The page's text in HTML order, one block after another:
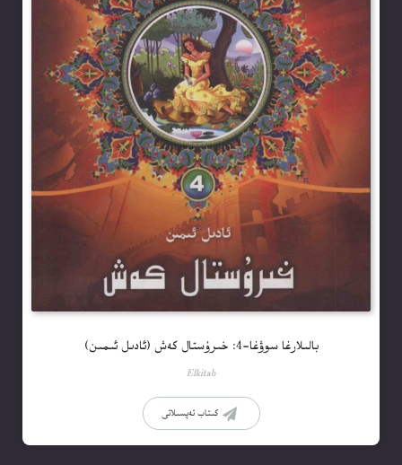
بالىلارغا سوۋغا-4: خىرۇستال كەش (ئادىل ئىمىن)
Elkitab
كىتاب تەپسىلاتى